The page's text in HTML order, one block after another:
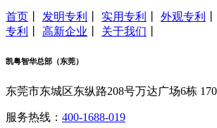
首页 发明专利 实用专利 外观专利
专利
高新企业 关于我们
凯粤智华总部（东莞）
东莞市东城区东纵路208号万达广场6栋
服务热线： 400-1688-019